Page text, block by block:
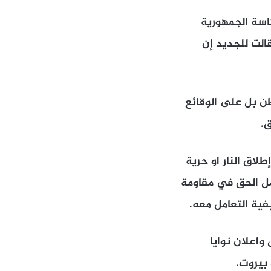
الجمهورية
للجديد إن
بل على الوقائع
النار او حرية
الحق في مقاومة
التعامل معه.
نوايا